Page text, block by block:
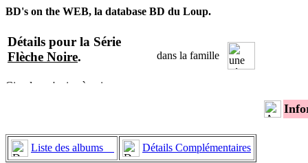
BD's on the WEB, la database BD du Loup.
Détails pour la Série
Flèche Noire. dans la famille
Liste des albums Détails Complémentaires